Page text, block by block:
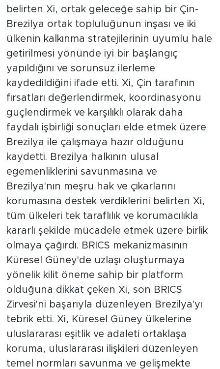
belirten Xi, ortak geleceğe sahip bir Çin-
Brezilya ortak topluluğunun inşası ve iki
ülkenin kalkınma stratejilerinin uyumlu hale
getirilmesi yönünde iyi bir başlangıç
yapıldığını ve sorunsuz ilerleme
kaydedildiğini ifade etti. Xi, Çin tarafının
fırsatları değerlendirmek, koordinasyonu
güçlendirmek ve karşılıklı olarak daha
faydalı işbirliği sonuçları elde etmek üzere
Brezilya ile çalışmaya hazır olduğunu
kaydetti. Brezilya halkının ulusal
egemenliklerini savunmasına ve
Brezilya'nın meşru hak ve çıkarlarını
korumasına destek verdiklerini belirten Xi,
tüm ülkeleri tek taraflılık ve korumacılıkla
kararlı şekilde mücadele etmek üzere birlik
olmaya çağırdı. BRICS mekanizmasının
Küresel Güney'de uzlaşı oluşturmaya
yönelik kilit öneme sahip bir platform
olduğuna dikkat çeken Xi, son BRICS
Zirvesi'ni başarıyla düzenleyen Brezilya'yı
tebrik etti. Xi, Küresel Güney ülkelerine
uluslararası eşitlik ve adaleti ortaklaşa
koruma, uluslararası ilişkileri düzenleyen
temel normları savunma ve gelişmekte